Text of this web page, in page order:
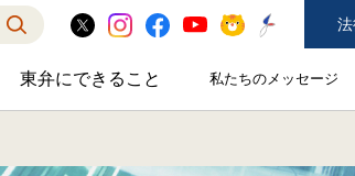
望するのサブメニューを開閉
東弁にできること東弁にできることのサブメニュ
私たちのメッセージ
私たちのメ